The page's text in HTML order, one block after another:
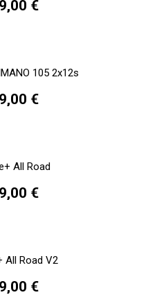
€
105 2x12s
€
All Road
€
All Road V2
€